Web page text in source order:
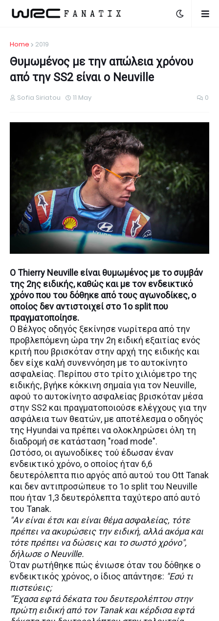
Home 2019
Θυμωμένος με την απώλεια χρόνου
από την SS2 είναι ο Neuville
Sofia Siriatou 11 May 0
O Thierry Neuville είναι θυμωμένος με το συμβάν
της 2ης ειδικής, καθώς και με τον ενδεικτικό
χρόνο που του δόθηκε από τους αγωνοδίκες, ο
οποίος δεν αντιστοιχεί στο 1ο split που
πραγματοποίησε.
Ο Βέλγος οδηγός ξεκίνησε νωρίτερα από την
προβλεπόμενη ώρα την 2η ειδική εξαιτίας ενός
κριτή που βρισκόταν στην αρχή της ειδικής και
δεν είχε καλή συνεννόηση με το αυτοκίνητο
ασφαλείας. Περίπου στο τρίτο χιλιόμετρο της
ειδικής, βγήκε κόκκινη σημαία για τον Neuville,
αφού το αυτοκίνητο ασφαλείας βρισκόταν μέσα
στην SS2 και πραγματοποιούσε ελέγχους για την
ασφάλεια των θεατών, με αποτέλεσμα ο οδηγός
της Hyundai να πρέπει να ολοκληρώσει όλη τη
διαδρομή σε κατάσταση "road mode".
Ωστόσο, οι αγωνοδίκες τού έδωσαν έναν
ενδεικτικό χρόνο, ο οποίος ήταν 6,6
δευτερόλεπτα πιο αργός από αυτού του Ott Tanak
και δεν αντιπροσώπευε το 1ο split του Neuville
που ήταν 1,3 δευτερόλεπτα ταχύτερο από αυτό
του Tanak.
"Αν είναι έτσι και είναι θέμα ασφαλείας, τότε
πρέπει να ακυρώσεις την ειδική, αλλά ακόμα και
τότε πρέπει να δώσεις και το σωστό χρόνο",
δήλωσε ο Neuville.
Όταν ρωτήθηκε πώς ένιωσε όταν του δόθηκε ο
ενδεικτικός χρόνος, ο ίδιος απάντησε: "Εσύ τι
πιστεύεις;
"Έχασα εφτά δέκατα του δευτερολέπτου στην
πρώτη ειδική από τον Tanak και κέρδισα εφτά